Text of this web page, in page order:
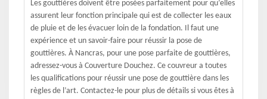
Les gouttières doivent être posées parfaitement pour qu’elles
assurent leur fonction principale qui est de collecter les eaux
de pluie et de les évacuer loin de la fondation. Il faut une
expérience et un savoir-faire pour réussir la pose de
gouttières. À Nancras, pour une pose parfaite de gouttières,
adressez-vous à Couverture Douchez. Ce couvreur a toutes
les qualifications pour réussir une pose de gouttière dans les
règles de l’art. Contactez-le pour plus de détails si vous êtes à